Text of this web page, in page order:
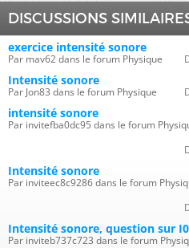
DISCUSSIONS
exercice intensité sonore
Par mav62 dans le forum Physique
Intensité sonore
Par Jon83 dans le forum Physique
intensité sonore
Par invitefba0dc95 dans le forum
Intensité sonore
Par inviteec8c9286 dans le forum
Intensité sonore, question sur I0
Par inviteb737c723 dans le forum